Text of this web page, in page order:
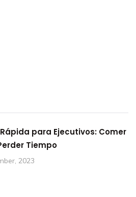
para Ejecutivos: Comer
Tiempo
2023